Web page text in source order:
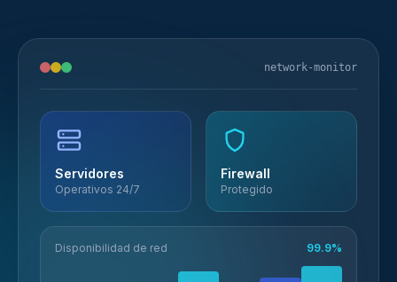
network-monitor
Servidores
Operativos 24/7
Firewall
Protegido
Disponibilidad de red 99.9%